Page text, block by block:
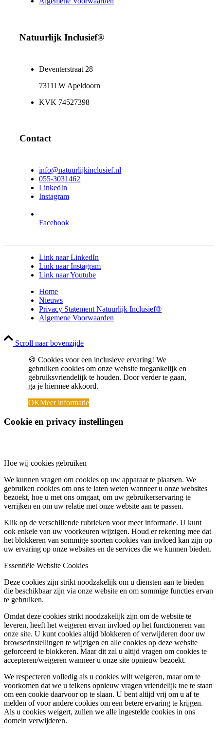
Natuurlijk Inclusief®
Deventerstraat 28
7311LW Apeldoorn
KVK 74527398
Contact
info@natuurlijkinclusief.nl
055-3031462
LinkedIn
Instagram
Facebook
Link naar LinkedIn
Link naar Instagram
Link naar Youtube
Home
Nieuws
Privacy Statement Natuurlijk Inclusief®
Algemene Voorwaarden
Scroll naar bovenzijde
🍪 Cookies voor een inclusieve ervaring! We
gebruiken cookies om onze website toegankelijk en
gebruiksvriendelijk te houden. Door verder te gaan,
ga je hiermee akkoord.
OKMeer informatie
Cookie en privacy instellingen
Hoe wij cookies gebruiken
We kunnen vragen om cookies op uw apparaat te plaatsen. We
gebruiken cookies om ons te laten weten wanneer u onze websites
bezoekt, hoe u met ons omgaat, om uw gebruikerservaring te
verrijken en om uw relatie met onze website aan te passen.
Klik op de verschillende rubrieken voor meer informatie. U kunt
ook enkele van uw voorkeuren wijzigen. Houd er rekening mee dat
het blokkeren van sommige soorten cookies van invloed kan zijn op
uw ervaring op onze websites en de services die we kunnen bieden.
Essentiële Website Cookies
Deze cookies zijn strikt noodzakelijk om u diensten aan te bieden
die beschikbaar zijn via onze website en om sommige functies ervan
te gebruiken.
Omdat deze cookies strikt noodzakelijk zijn om de website te
leveren, heeft het weigeren ervan invloed op het functioneren van
onze site. U kunt cookies altijd blokkeren of verwijderen door uw
browserinstellingen te wijzigen en alle cookies op deze website
geforceerd te blokkeren. Maar dit zal u altijd vragen om cookies te
accepteren/weigeren wanneer u onze site opnieuw bezoekt.
We respecteren volledig als u cookies wilt weigeren, maar om te
voorkomen dat we u telkens opnieuw vragen vriendelijk toe te staan
om een cookie daarvoor op te slaan. U bent altijd vrij om u af te
melden of voor andere cookies om een betere ervaring te krijgen.
Als u cookies weigert, zullen we alle ingestelde cookies in ons
domein verwijderen.